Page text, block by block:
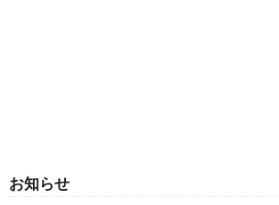
お知らせ